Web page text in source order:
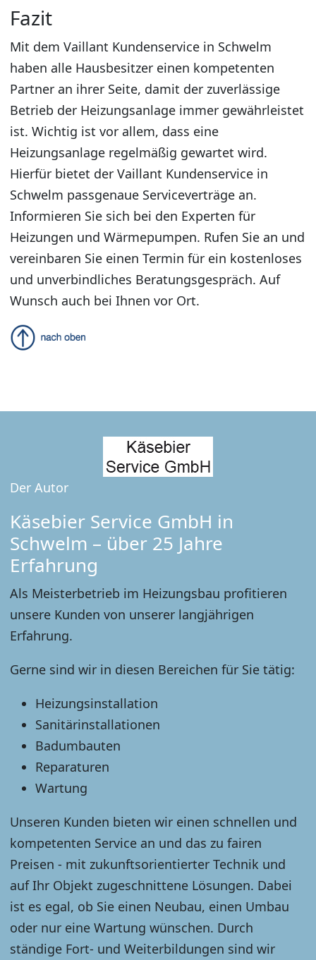
Fazit
Mit dem Vaillant Kundenservice in Schwelm
haben alle Hausbesitzer einen kompetenten
Partner an ihrer Seite, damit der zuverlässige
Betrieb der Heizungsanlage immer gewährleistet
ist. Wichtig ist vor allem, dass eine
Heizungsanlage regelmäßig gewartet wird.
Hierfür bietet der Vaillant Kundenservice in
Schwelm passgenaue Serviceverträge an.
Informieren Sie sich bei den Experten für
Heizungen und Wärmepumpen. Rufen Sie an und
vereinbaren Sie einen Termin für ein kostenloses
und unverbindliches Beratungsgespräch. Auf
Wunsch auch bei Ihnen vor Ort.
Der Autor
Käsebier Service GmbH in
Schwelm – über 25 Jahre
Erfahrung
Als Meisterbetrieb im Heizungsbau profitieren
unsere Kunden von unserer langjährigen
Erfahrung.
Gerne sind wir in diesen Bereichen für Sie tätig:
Heizungsinstallation
Sanitärinstallationen
Badumbauten
Reparaturen
Wartung
Unseren Kunden bieten wir einen schnellen und
kompetenten Service an und das zu fairen
Preisen - mit zukunftsorientierter Technik und
auf Ihr Objekt zugeschnittene Lösungen. Dabei
ist es egal, ob Sie einen Neubau, einen Umbau
oder nur eine Wartung wünschen. Durch
ständige Fort- und Weiterbildungen sind wir